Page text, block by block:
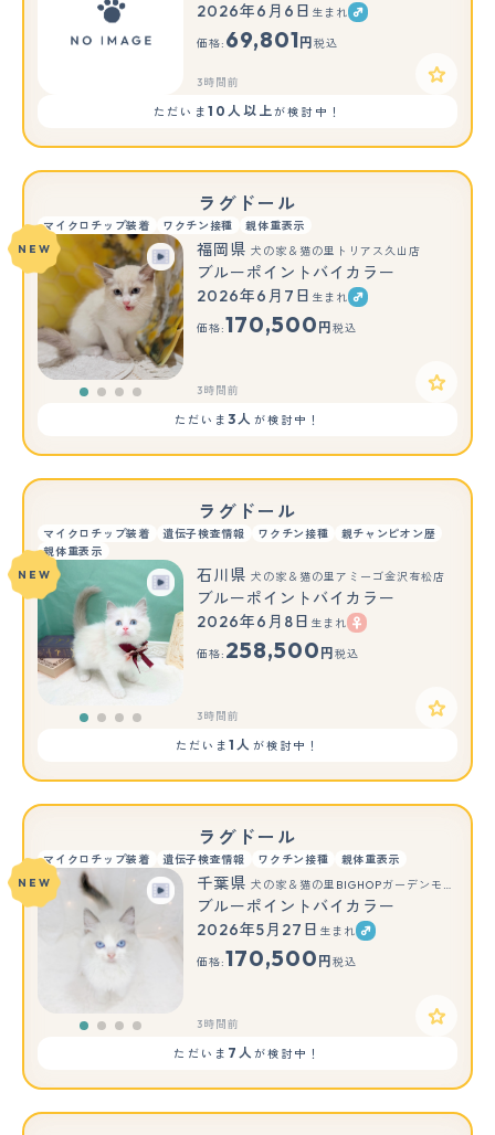
2026年6月6日 生まれ
価格: 69,801 円 税込
3時間前
ただいま 10人以上が検討中！
ラグドール
マイクロチップ装着 ワクチン接種
親体重表示
NEW
福岡県 犬の家＆猫の里トリアス久山店
ブルーポイントバイカラー
2026年6月7日 生まれ
価格:170,500 円 税込
3時間前
ただいま3人 が検討中！
ラグドール
マイクロチップ装着 遺伝子検査情報 ワクチン接種
親チャンピオン歴
親体重表示
NEW
石川県 犬の家＆猫の里アミーゴ金沢有松店
ブルーポイントバイカラー
2026年6月8日 生まれ
価格: 258,500 円 税込
3時間前
ただいま1人 が検討中！
ラグドール
マイクロチップ装着 遺伝子検査情報 ワクチン接種
親体重表示
NEW
千葉県 犬の家＆猫の里BIGHOPガーデンモール印西店
ブルーポイントバイカラー
2026年5月27日 生まれ
価格:170,500 円 税込
3時間前
ただいま 7人が検討中！